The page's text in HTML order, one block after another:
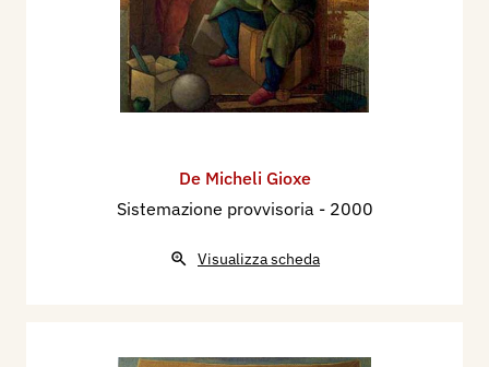
De Micheli Gioxe
Sistemazione provvisoria - 2000
Visualizza scheda